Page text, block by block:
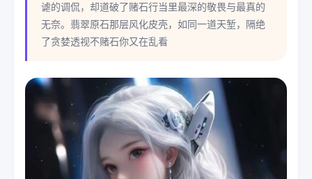
谑的调侃，却道破了赌石行当里最深的敬畏与最真的
无奈。翡翠原石那层风化皮壳，如同一道天堑，隔绝
了贪婪透视不赌石你又在乱看